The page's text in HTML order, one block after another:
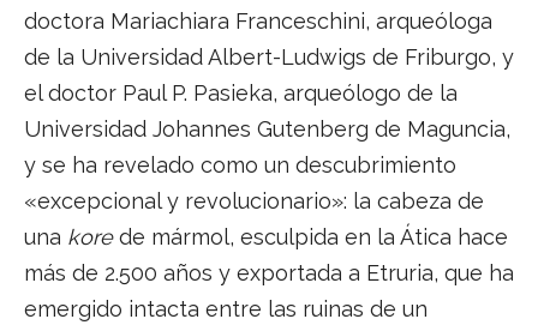
doctora Mariachiara Franceschini, arqueóloga
de la Universidad Albert-Ludwigs de Friburgo, y
el doctor Paul P. Pasieka, arqueólogo de la
Universidad Johannes Gutenberg de Maguncia,
y se ha revelado como un descubrimiento
«excepcional y revolucionario»: la cabeza de
una korede mármol, esculpida en la Ática hace
más de 2.500 años y exportada a Etruria, que ha
emergido intacta entre las ruinas de un